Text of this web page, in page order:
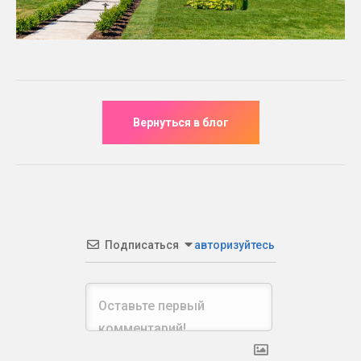
Подписаться авторизуйтесь